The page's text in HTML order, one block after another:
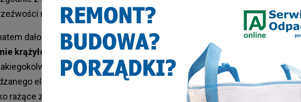
młodego cyklisty.
dało jednoznaczny i zatrważający wynik.
15-latek był nietrzeźwy – w
krążyło ponad pół promila alkoholu
. W świetle polskiego prawa
pojazdu (w tym hulajnogi elektrycznej, która ma status
elektrycznie) w stanie nietrzeźwości jest surowo zabronione i
rażące złamanie przepisów ruchu drogowego.